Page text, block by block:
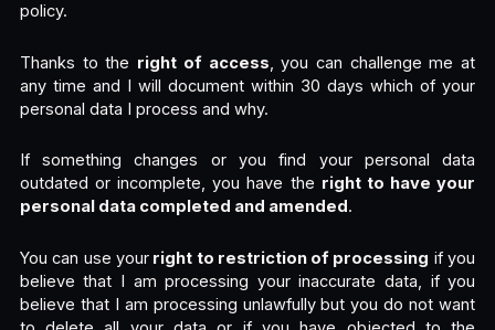
policy.
Thanks to the right of access, you can challenge me at
any time and I will document within 30 days which of your
personal data I process and why.
If something changes or you find your personal data
outdated or incomplete, you have the right to have your
personal data completed and amended .
You can use yourright to restriction of processing if you
believe that I am processing your inaccurate data, if you
believe that I am processing unlawfully but you do not want